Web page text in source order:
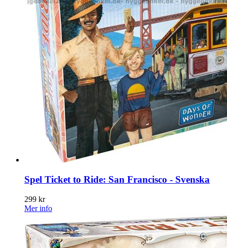
Spel Ticket to Ride: San Francisco - Svenska
299 kr
Mer info